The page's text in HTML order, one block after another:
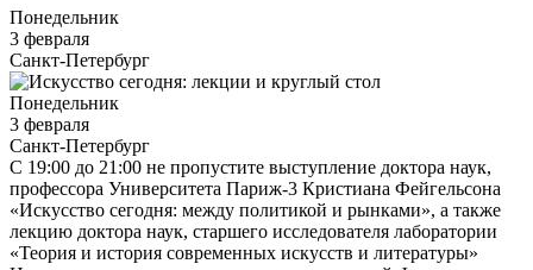
Понедельник
3 февраля
Санкт-Петербург
Понедельник
3 февраля
Санкт-Петербург
С 19:00 до 21:00 не пропустите выступление доктора наук,
профессора Университета Париж-3 Кристиана Фейгельсона
«Искусство сегодня: между политикой и рынками», а также
лекцию доктора наук, старшего исследователя лаборатории
«Теория и история современных искусств и литературы»